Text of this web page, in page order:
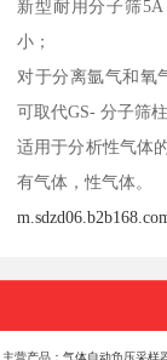
新型耐用分子筛
小；
对于分离氩气和氧
可取代GS- 分子筛柱
适用于分析性气体
有气体，性气体。
主营产品：气体自动负压采